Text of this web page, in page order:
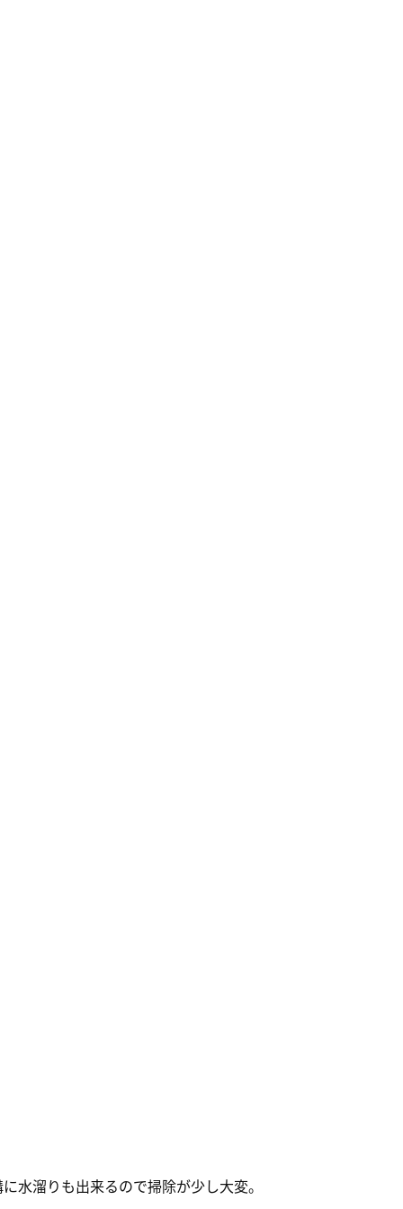
水溜りも出来るので掃除が少し大変。